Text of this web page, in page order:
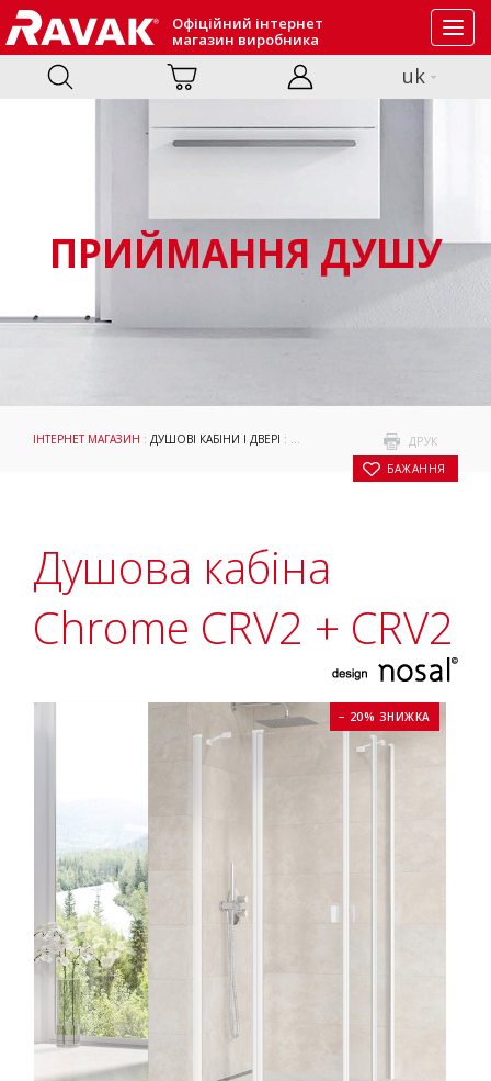
Офіційний інтернет
магазин виробника
uk
ПРИЙМАННЯ ДУШУ
ДРУК
БАЖАННЯ
ІНТЕРНЕТ МАГАЗИН : ДУШОВІ КАБІНИ І ДВЕРІ : ПРИЙМАННЯ ДУШУ : ДУШОВА
Душова кабіна
Chrome CRV2 + CRV2
− 20% ЗНИЖКА